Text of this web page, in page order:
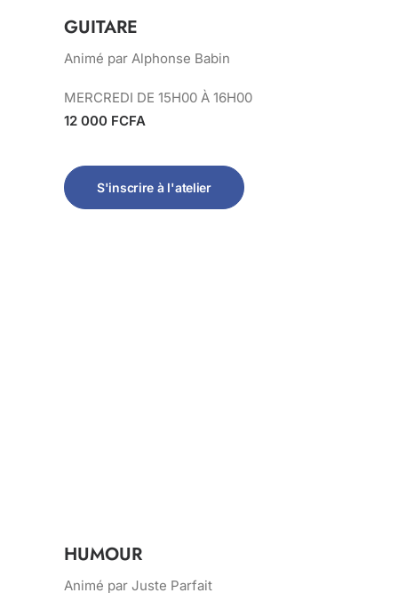
GUITARE
Animé par Alphonse Babin
MERCREDI DE 15H00 À 16H00
12 000 FCFA
S'inscrire à l'atelier
HUMOUR
Animé par Juste Parfait